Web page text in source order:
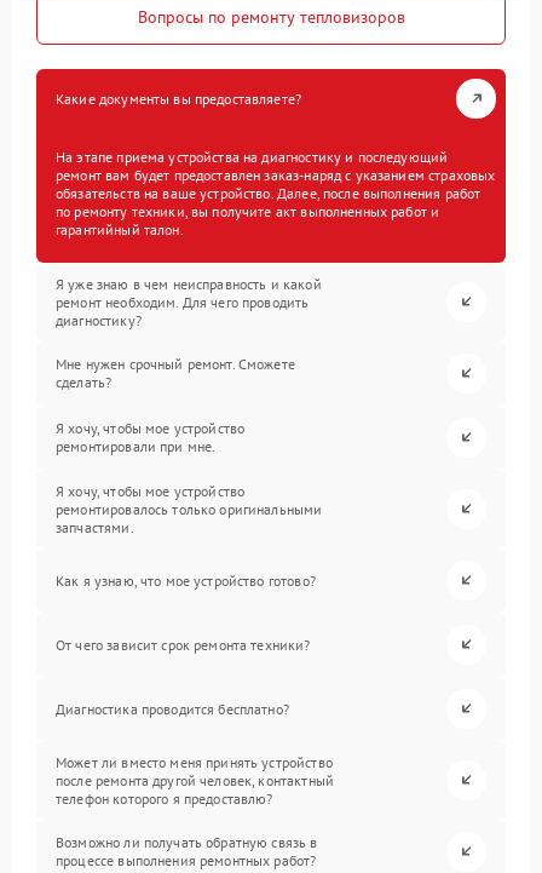
Вопросы по ремонту тепловизоров
Какие документы вы предоставляете?
На этапе приема устройства на диагностику и последующий
ремонт вам будет предоставлен заказ-наряд с указанием страховых
обязательств на ваше устройство. Далее, после выполнения работ
по ремонту техники, вы получите акт выполненных работ и
гарантийный талон.
Я уже знаю в чем неисправность и какой
ремонт необходим. Для чего проводить
диагностику?
Мне нужен срочный ремонт. Сможете
сделать?
Я хочу, чтобы мое устройство
ремонтировали при мне.
Я хочу, чтобы мое устройство
ремонтировалось только оригинальными
запчастями.
Как я узнаю, что мое устройство готово?
От чего зависит срок ремонта техники?
Диагностика проводится бесплатно?
Может ли вместо меня принять устройство
после ремонта другой человек, контактный
телефон которого я предоставлю?
Возможно ли получать обратную связь в
процессе выполнения ремонтных работ?